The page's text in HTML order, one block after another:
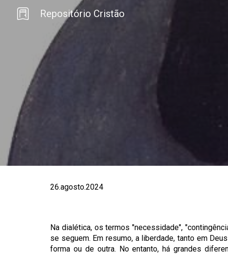
Repositório Cristão
26.agosto.2024
Na dialética, os termos "necessidade",
se seguem. Em resumo, a liberdade, tanto em
forma ou de outra. No entanto, há grandes